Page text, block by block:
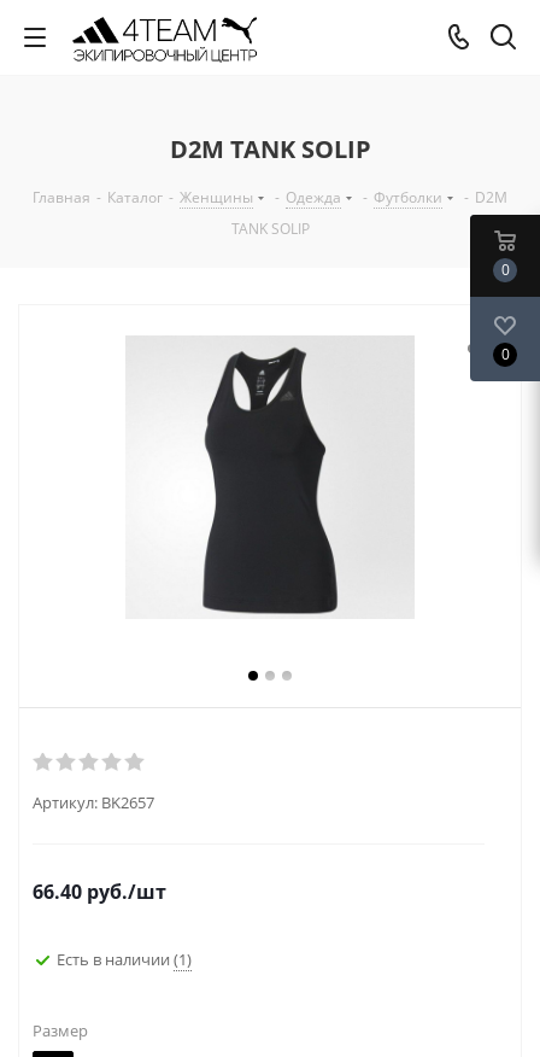
D2M TANK SOLIP
Главная - Каталог - Женщины - Одежда - Футболки - D2M
TANK SOLIP
Артикул: BK2657
66.40 руб./шт
Есть в наличии (1)
Размер
0
0